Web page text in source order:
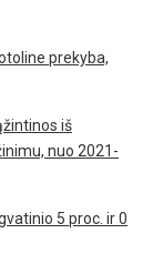
prekyba,
iš
nuo 2021-
5 proc. ir 0